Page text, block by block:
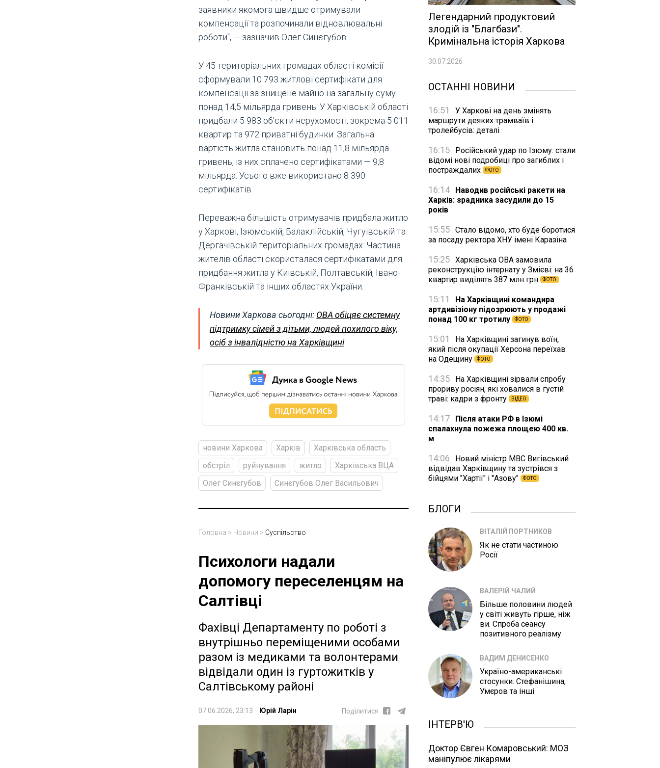
заявники якомога швидше отримували
компенсації та розпочинали відновлювальні
роботи", — зазначив Олег Синєгубов.
У 45 територіальних громадах області комісії
сформували 10 793 житлові сертифікати для
компенсації за знищене майно на загальну суму
понад 14,5 мільярда гривень. У Харківській області
придбали 5 983 об’єкти нерухомості, зокрема 5 011
квартир та 972 приватні будинки. Загальна
вартість житла становить понад 11,8 мільярда
гривень, із них сплачено сертифікатами — 9,8
мільярда. Усього вже використано 8 390
сертифікатів.
Переважна більшість отримувачів придбала житло
у Харкові, Ізюмській, Балаклійській, Чугуївській та
Дергачівській територіальних громадах. Частина
жителів області скористалася сертифікатами для
придбання житла у Київській, Полтавській, Івано-
Франківській та інших областях України.
Новини Харкова сьогодні: ОВА обіцяє системну
підтримку сімей з дітьми, людей похилого віку,
осіб з інвалідністю на Харківщині
новини Харкова Харків
Харківська область
обстріл
руйнування житло
Харківська ВЦА
Олег Синєгубов
Синєгубов Олег Васильович
Головна > Новини > Суспільство
Психологи надали
допомогу переселенцям на
Салтівці
Фахівці Департаменту по роботі з
внутрішньо переміщеними особами
разом із медиками та волонтерами
відвідали один із гуртожитків у
Салтівському районі
07.06.2026, 23:13 Юрій Ларін Поділитися
Легендарний продуктовий
злодій із "Благбази".
Кримінальна історія Харкова
30.07.2026
ОСТАННІ НОВИНИ
16:51
У Харкові на день змінять
маршрути деяких трамваїв і
тролейбусів: деталі
16:15
Російський удар по Ізюму: стали
відомі нові подробиці про загиблих і
постраждалих
ФОТО
16:14
Наводив російські ракети на
Харків: зрадника засудили до 15
років
15:55 Стало відомо, хто буде боротися
за посаду ректора ХНУ імені Каразіна
15:25 Харківська ОВА замовила
реконструкцію інтернату у Змієві: на 36
квартир виділять 387 млн грн
ФОТО
15:11
На Харківщині командира
артдивізіону підозрюють у продажі
понад 100 кг тротилу
ФОТО
15:01
На Харківщині загинув воїн,
який після окупації Херсона переїхав
на Одещину
ФОТО
14:35
На Харківщині зірвали спробу
прориву росіян, які ховалися в густій
траві: кадри з фронту
ВІДЕО
14:17
Після атаки РФ в Ізюмі
спалахнула пожежа площею 400 кв.
м
14:06
Новий міністр МВС Вигівський
відвідав Харківщину та зустрівся з
бійцями "Хартії" і "Азову"
ФОТО
БЛОГИ
ВІТАЛІЙ ПОРТНИКОВ
Як не стати частиною
Росії
ВАЛЕРІЙ ЧАЛИЙ
Більше половини людей
у світі живуть гірше, ніж
ви. Спроба сеансу
позитивного реалізму
ВАДИМ ДЕНИСЕНКО
Україно-американські
стосунки. Стефанішина,
Умєров та інші
ІНТЕРВ'Ю
Доктор Євген Комаровський: МОЗ
маніпулює лікарями